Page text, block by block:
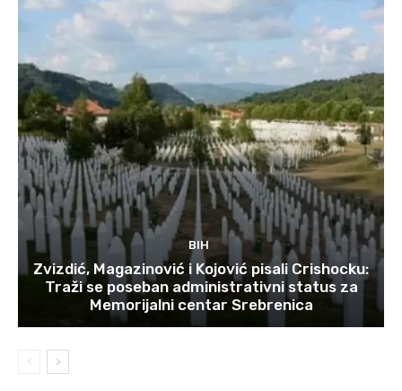
BIH
Zvizdić, Magazinović i Kojović pisali Crishocku:
Traži se poseban administrativni status za
Memorijalni centar Srebrenica